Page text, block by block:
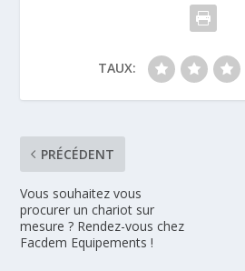
TAUX:
PRÉCÉDENT
Vous souhaitez vous
procurer un chariot sur
mesure ? Rendez-vous chez
Facdem Equipements !